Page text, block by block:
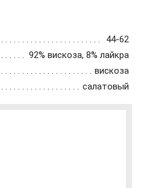
44-62
92% вискоза, 8% лайкра
вискоза
салатовый